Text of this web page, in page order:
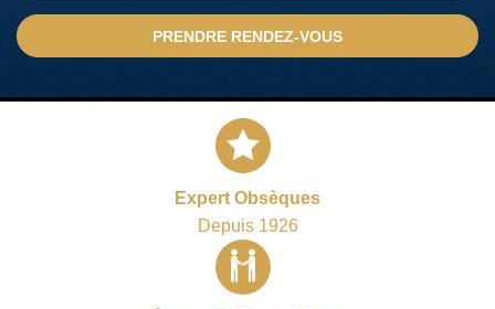
PRENDRE RENDEZ-VOUS
Expert Obsèques
Depuis 1926